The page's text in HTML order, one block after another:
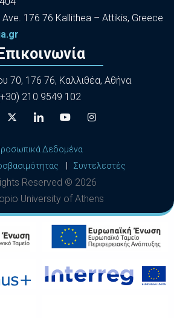
Ave. 176 76 Kallithea – Attikis, Greece
Επικοινωνία
70, 176 76, Καλλιθέα, Αθήνα
210 9549 102
Δεδομένα
Συντελεστές
Reserved © 2026
University of Athens